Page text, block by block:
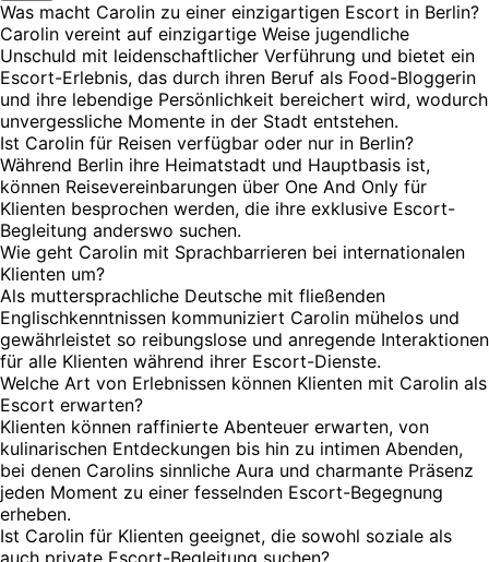
Was macht Carolin zu einer einzigartigen Escort in Berlin?
Carolin vereint auf einzigartige Weise jugendliche
Unschuld mit leidenschaftlicher Verführung und bietet ein
Escort-Erlebnis, das durch ihren Beruf als Food-Bloggerin
und ihre lebendige Persönlichkeit bereichert wird, wodurch
unvergessliche Momente in der Stadt entstehen.
Ist Carolin für Reisen verfügbar oder nur in Berlin?
Während Berlin ihre Heimatstadt und Hauptbasis ist,
können Reisevereinbarungen über One And Only für
Klienten besprochen werden, die ihre exklusive Escort-
Begleitung anderswo suchen.
Wie geht Carolin mit Sprachbarrieren bei internationalen
Klienten um?
Als muttersprachliche Deutsche mit fließenden
Englischkenntnissen kommuniziert Carolin mühelos und
gewährleistet so reibungslose und anregende Interaktionen
für alle Klienten während ihrer Escort-Dienste.
Welche Art von Erlebnissen können Klienten mit Carolin als
Escort erwarten?
Klienten können raffinierte Abenteuer erwarten, von
kulinarischen Entdeckungen bis hin zu intimen Abenden,
bei denen Carolins sinnliche Aura und charmante Präsenz
jeden Moment zu einer fesselnden Escort-Begegnung
erheben.
Ist Carolin für Klienten geeignet, die sowohl soziale als